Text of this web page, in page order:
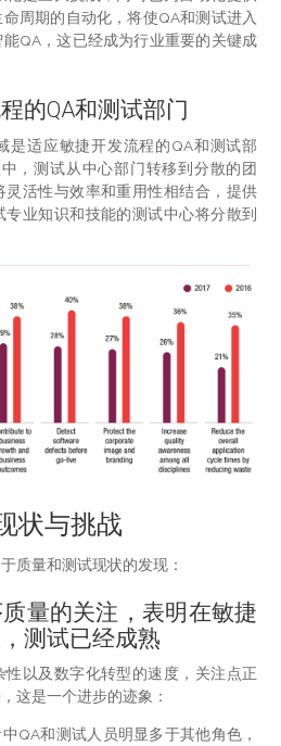
周期的自动化，将使QA和测试进入
QA，这已经成为行业重要的关键成
的QA和测试部门
是适应敏捷开发流程的QA和测试部
，测试从中心部门转移到分散的团
灵活性与效率和重用性相结合，提供
业知识和技能的测试中心将分散到
状与挑战
质量和测试现状的发现：
量的关注，表明在敏捷
测试已经成熟
以及数字化转型的速度，关注点正
这是一个进步的迹象：
QA和测试人员明显多于其他角色，